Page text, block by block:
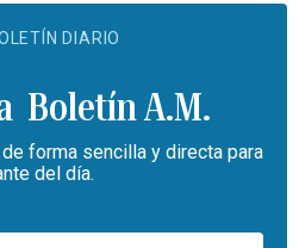
DIARIO
Boletín A.M.
forma sencilla y directa para
del día.